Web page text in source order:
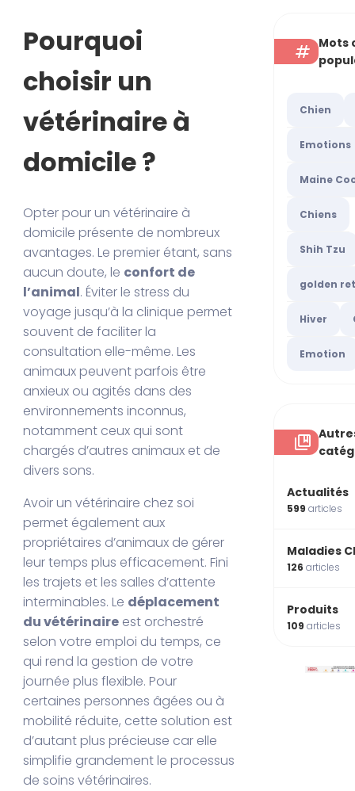
Pourquoi
choisir un
vétérinaire à
domicile ?
Opter pour un vétérinaire à
domicile présente de nombreux
avantages. Le premier étant, sans
aucun doute, le confort de
l’animal. Éviter le stress du
voyage jusqu’à la clinique permet
souvent de faciliter la
consultation elle-même. Les
animaux peuvent parfois être
anxieux ou agités dans des
environnements inconnus,
notamment ceux qui sont
chargés d’autres animaux et de
divers sons.
Avoir un vétérinaire chez soi
permet également aux
propriétaires d’animaux de gérer
leur temps plus efficacement. Fini
les trajets et les salles d’attente
interminables. Le déplacement
du vétérinaire est orchestré
selon votre emploi du temps, ce
qui rend la gestion de votre
journée plus flexible. Pour
certaines personnes âgées ou à
mobilité réduite, cette solution est
d’autant plus précieuse car elle
simplifie grandement le processus
de soins vétérinaires.
Mots
Chien
Emotions
Maine
Chiens
Shih Tzu
golden
Hiver
Emotion
Actualités
599articles
Maladies
126articles
Produits
109articles